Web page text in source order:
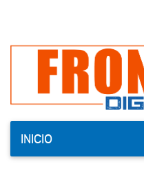
INICIO